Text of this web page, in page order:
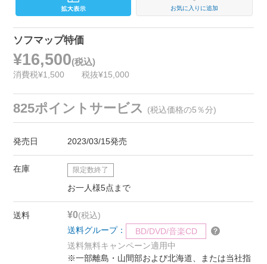
お気に入りに追加
ソフマップ特価
¥16,500(税込)
消費税¥1,500 税抜¥15,000
825ポイントサービス (税込価格の5％分)
発売日 2023/03/15発売
在庫 限定数終了
お一人様5点まで
送料 ¥0(税込)
送料グループ：
BD/DVD/音楽CD
送料無料キャンペーン適用中
※一部離島・山間部および北海道、または当社指